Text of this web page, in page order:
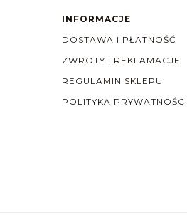
INFORMACJE
DOSTAWA I PŁATNOŚĆ
ZWROTY I REKLAMACJE
REGULAMIN SKLEPU
POLITYKA PRYWATNOŚCI